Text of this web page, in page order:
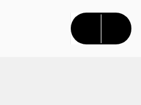
CONTENU